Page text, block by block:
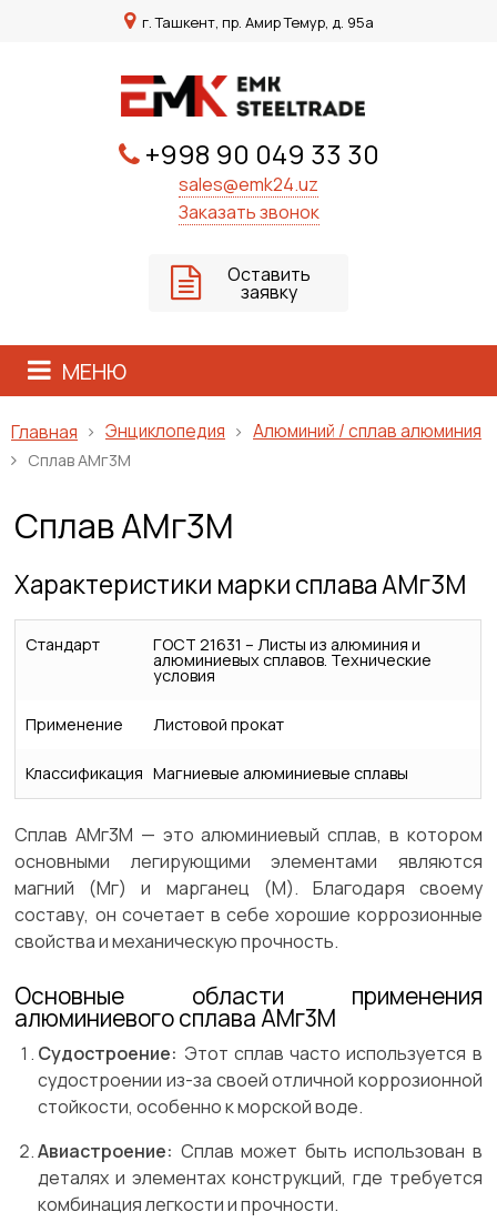
г. Ташкент, пр. Амир Темур, д. 95а
+998 90 049 33 30
sales@emk24.uz
Заказать звонок
Оставить
заявку
МЕНЮ
Главная Энциклопедия Алюминий / сплав алюминия
Сплав АМг3М
Сплав АМг3М
Характеристики марки сплава АМг3М
Стандарт ГОСТ 21631 – Листы из алюминия и
алюминиевых сплавов. Технические
условия
Применение Листовой прокат
Классификация Магниевые алюминиевые сплавы
Сплав АМг3М — это алюминиевый сплав, в котором
основными легирующими элементами являются
магний (Мг) и марганец (М). Благодаря своему
составу, он сочетает в себе хорошие коррозионные
свойства и механическую прочность.
Основные области применения
алюминиевого сплава АМг3М
Судостроение: Этот сплав часто используется в
судостроении из-за своей отличной коррозионной
стойкости, особенно к морской воде.
Авиастроение: Сплав может быть использован в
деталях и элементах конструкций, где требуется
комбинация легкости и прочности.